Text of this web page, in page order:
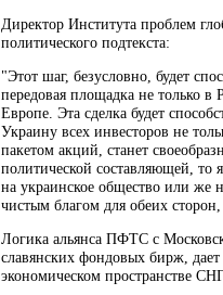
Директор Института проблем
политического подтекста:
"Этот шаг, безусловно, будет
передовая площадка не только в
Европе. Эта сделка будет
Украину всех инвесторов не
пакетом акций, станет
политической составляющей, то
на украинское общество или же
чистым благом для обеих
Логика альянса ПФТС с
славянских фондовых бирж,
экономическом пространстве